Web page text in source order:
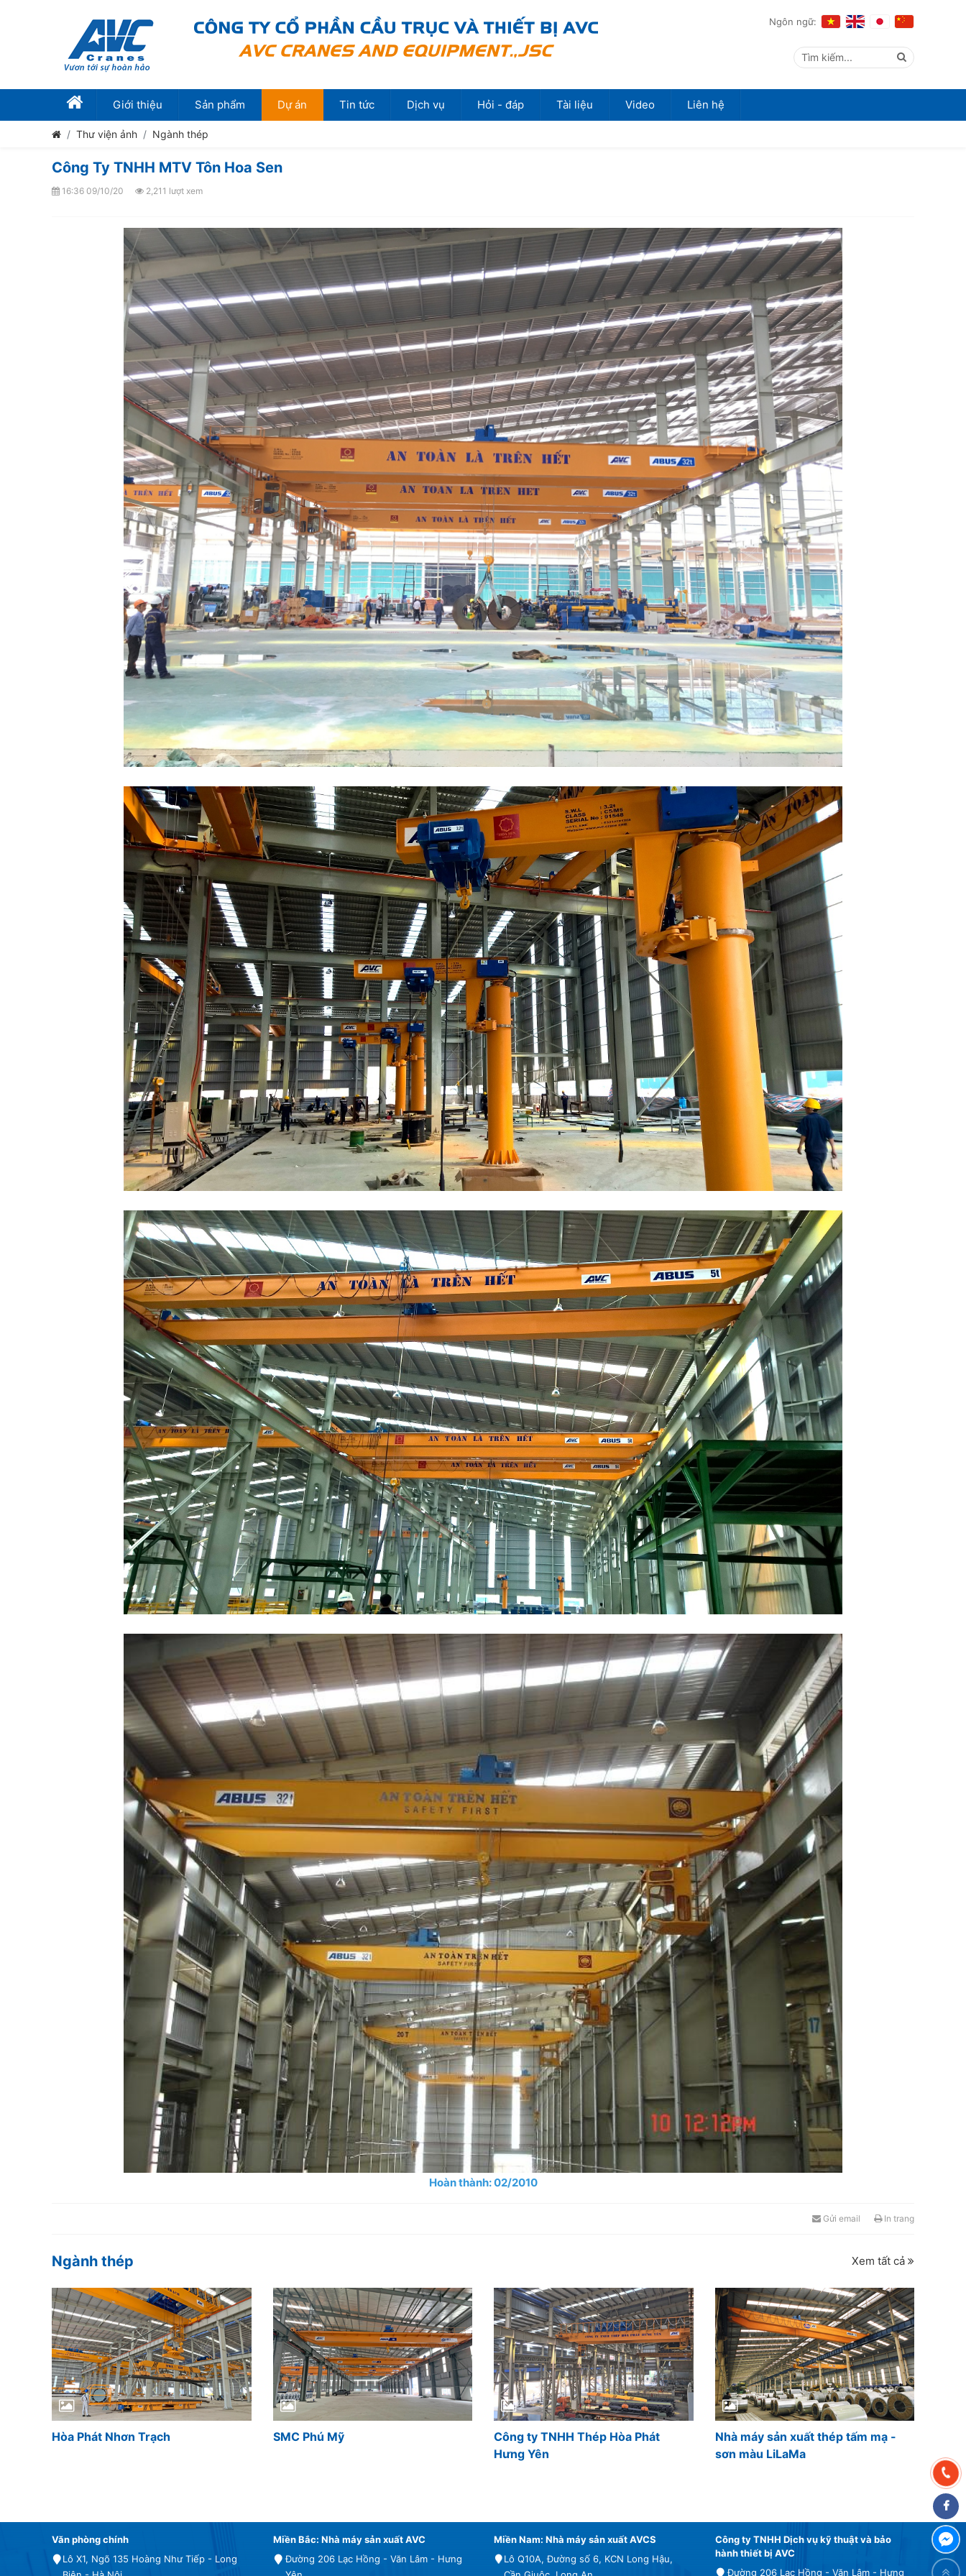
Tìm kiếm...
Ngôn ngữ:
Giới thiệu Sản phẩm Dự án Tin tức Dịch vụ Hỏi - đáp Tài liệu Video Liên hệ
Thư viện ảnh Ngành thép
Công Ty TNHH MTV Tôn Hoa Sen
16:36 09/10/20 2,211 lượt xem
Hoàn thành: 02/2010
Gửi email In trang
Ngành thép Xem tất cả
Hòa Phát Nhơn Trạch SMC Phú Mỹ
Công ty TNHH Thép Hòa Phát
Hưng Yên
Nhà máy sản xuất thép tấm mạ -
sơn màu LiLaMa
Văn phòng chính
Lô X1, Ngõ 135 Hoàng Như Tiếp - Long
Miền Bắc: Nhà máy sản xuất AVC
Đường 206 Lạc Hồng - Văn Lâm - Hưng
Miền Nam: Nhà máy sản xuất AVCS
Lô Q10A, Đường số 6, KCN Long Hậu,
Công ty TNHH Dịch vụ kỹ thuật và bảo
hành thiết bị AVC
Đường 206 Lạc Hồng - Văn Lâm - Hưng